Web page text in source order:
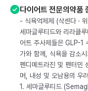
다이어트 전문의약품
- 식욕억제제 (삭센다 ·
세마글루티드와 리라클
어트 주사제들은 GLP-1
가와 함께, 식욕을 감소
펜디메트라진 및 펜터민
며, 내성 및 오남용의 우
1. 세마글루티드